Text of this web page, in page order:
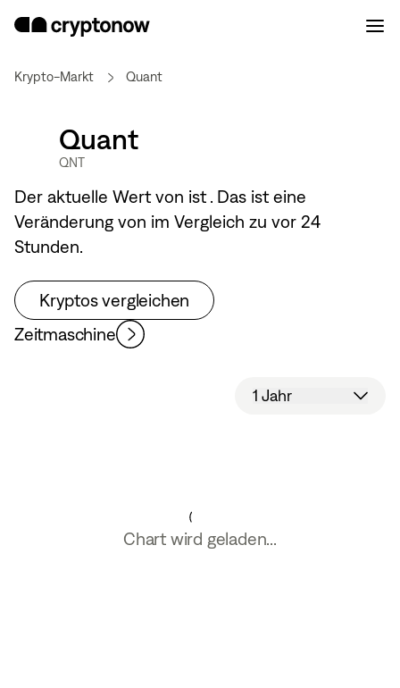
Krypto-Markt Quant
Quant
QNT
Der aktuelle Wert von ist. Das ist eine
Veränderung von im Vergleich zu vor 24
Stunden.
Kryptos vergleichen
Zeitmaschine
1 Jahr
Chart wird geladen...